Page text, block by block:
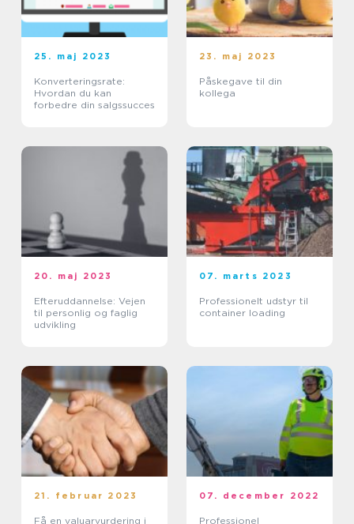
25. maj 2023
Konverteringsrate:
Hvordan du kan
forbedre din salgssucces
23. maj 2023
Påskegave til din
kollega
20. maj 2023
Efteruddannelse: Vejen
til personlig og faglig
udvikling
07. marts 2023
Professionelt udstyr til
container loading
21. februar 2023
Få en valuarvurdering i
07. december 2022
Professionel